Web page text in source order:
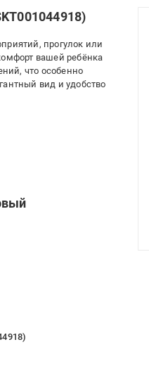
прогулок или
вашей ребёнка
что особенно
вид и удобство